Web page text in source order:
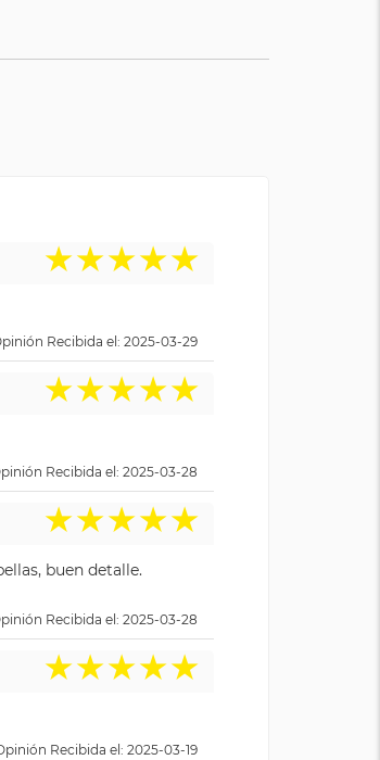
★★★★★
Recibida el: 2025-03-29
★★★★★
Recibida el: 2025-03-28
★★★★★
buen detalle.
Recibida el: 2025-03-28
★★★★★
Recibida el: 2025-03-19